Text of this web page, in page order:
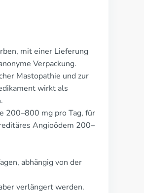
mit einer Lieferung
Verpackung.
Mastopathie und zur
wirkt als
200–800 mg pro Tag, für
Angioödem 200–
abhängig von der
verlängert werden.